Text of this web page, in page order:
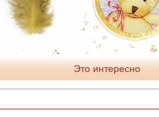
Это интересно